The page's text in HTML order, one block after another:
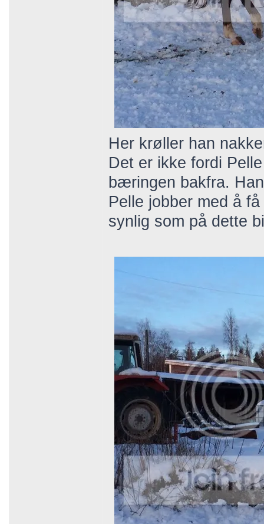
Her krøller han
Det er ikke fordi
bæringen bakfra.
Pelle jobber med å
synlig som på dette